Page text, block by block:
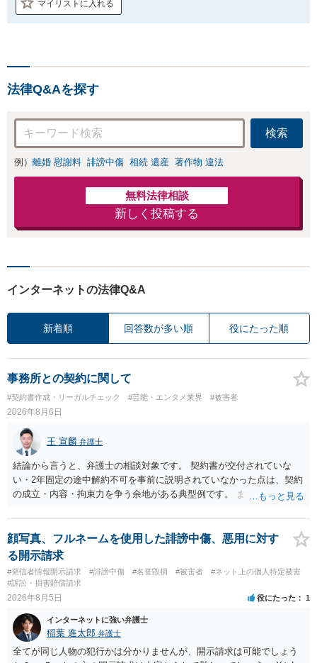
マイリストに入れる
法律Q&Aを探す
検索
例） 離婚 慰謝料 誹謗中傷 相続 遺産 著作物 違法
無料法律相談
新しく投稿する
インターネットの法律Q&A
新着順 回答数が多い順 役にたった順
事務所との契約に関して
#契約書作成・リーガルチェック #芸能・エンタメ業界 #被害者
2026年8月6日
王 宣麟 弁護士
結論から言うと、弁護士の相談対象です。 契約書が交付されていな
い・2年固定の途中解約不可を事前に説明されていなかった点は、契約
の成立・内容・拘束力を争う余地がある典型例です。 まずは、運営と
みてはいかがでしょうか。 また同時並行で（もしまだされていないの
であれば）書面で退所意思の明確化はしておくべきだと考えます。
顔写真、フルネームを使用した誹謗中傷、悪用に対す
る開示請求
#発信者情報開示請求 #誹謗中傷 #名誉毀損 #被害者
#ネット上の個人特定被害
#訴訟・損害賠償請求
2026年8月5日 役にたった 1
インターネットに強い弁護士
稲葉 進太郎 弁護士
全てが同じ人物の犯行かは分かりませんが、開示請求は可能でしょう